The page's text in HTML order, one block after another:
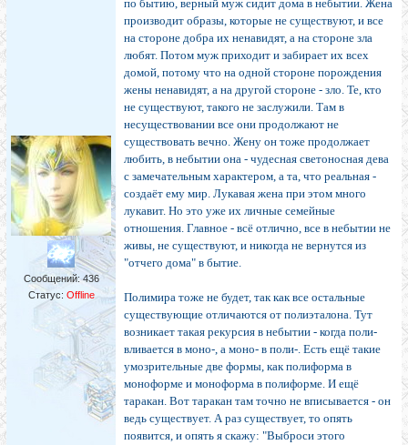
Сообщений: 436
Статус: Offline
по бытию, верный муж сидит дома в небытии. Жена
производит образы, которые не существуют, и все
на стороне добра их ненавидят, а на стороне зла
любят. Потом муж приходит и забирает их всех
домой, потому что на одной стороне порождения
жены ненавидят, а на другой стороне - зло. Те, кто
не существуют, такого не заслужили. Там в
несуществовании все они продолжают не
существовать вечно. Жену он тоже продолжает
любить, в небытии она - чудесная светоносная дева
с замечательным характером, а та, что реальная -
создаёт ему мир. Лукавая жена при этом много
лукавит. Но это уже их личные семейные
отношения. Главное - всё отлично, все в небытии не
живы, не существуют, и никогда не вернутся из
"отчего дома" в бытие.
Полимира тоже не будет, так как все остальные
существующие отличаются от полиэталона. Тут
возникает такая рекурсия в небытии - когда поли-
вливается в моно-, а моно- в поли-. Есть ещё такие
умозрительные две формы, как полиформа в
моноформе и моноформа в полиформе. И ещё
таракан. Вот таракан там точно не вписывается - он
ведь существует. А раз существует, то опять
появится, и опять я скажу: "Выброси этого